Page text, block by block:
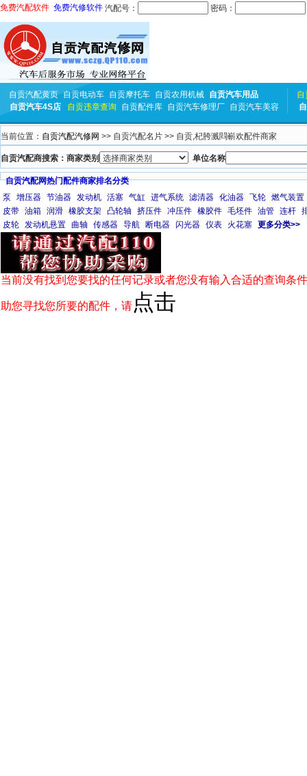
免费汽配软件 免费汽修软件 汽配号： 密码：
自贡汽配黄页 自贡电动车 自贡摩托车 自贡农用机械 自贡汽车用品
自贡汽车4S店
自贡违章查询 自贡配件库 自贡汽车修理厂 自贡汽车美容
自
当前位置： 自贡汽配汽修网 >> 自贡汽配名片 >> 自贡,杞胯溅閰嶄欢配件商家
自贡汽配商搜索：商家类别 单位名称
自贡汽配网热门配件商家排名分类
泵
增压器 节油器 发动机 活塞 气缸 进气系统 滤清器 化油器 飞轮 燃气装置
皮带 油箱 润滑 橡胶支架 凸轮轴 挤压件 冲压件 橡胶件 毛坯件 油管 连杆
皮轮 发动机悬置 曲轴 传感器 导航 断电器 闪光器 仪表 火花塞 更多分类>>
当前没有找到您要找的任何记录或者您没有输入合适的查询条
助您寻找您所要的配件，请 点击